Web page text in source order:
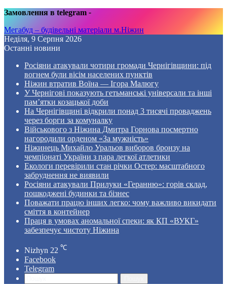
Замовлення в telegram -
Мегабуд – будівельні матеріали м.Ніжин
Неділя, 9 Серпня 2026
Останні новини
Росіяни атакували чотири громади Чернігівщини: під
вогнем були вісім населених пунктів
Ніжин втратив Воїна — Ігора Малюгу
У Чернігові показують гетьманські універсали та інші
пам’ятки козацької доби
На Чернігівщині відкрили понад 3 тисячі проваджень
через борги за комуналку
Військового з Ніжина Дмитра Горнова посмертно
нагородили орденом «За мужність»
Ніжинець Михайло Уральов виборов бронзу на
чемпіонаті України з пара легкої атлетики
Екологи перевірили стан річки Остер: масштабного
забруднення не виявили
Росіяни атакували Прилуки «Геранню»: горів склад,
пошкоджені будинки та бізнес
Поважати працю інших легко: чому важливо викидати
сміття в контейнер
Праця в умовах аномальної спеки: як КП «ВУКГ»
забезпечує чистоту Ніжина
Nizhyn 22 ℃
Facebook
Telegram